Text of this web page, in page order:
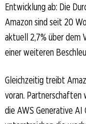
Entwicklung ab: Die
Amazon sind seit 20
aktuell 2,7% über dem
einer weiteren
Gleichzeitig treibt
voran. Partnerschaften
die AWS Generative